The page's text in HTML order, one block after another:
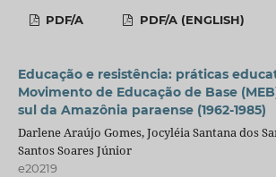
PDF/A PDF/A (ENGLISH)
Educação e resistência: práticas
Movimento de Educação de Base
sul da Amazônia paraense (1962-1985)
Darlene Araújo Gomes, Jocyléia Santana dos
Santos Soares Júnior
e20219